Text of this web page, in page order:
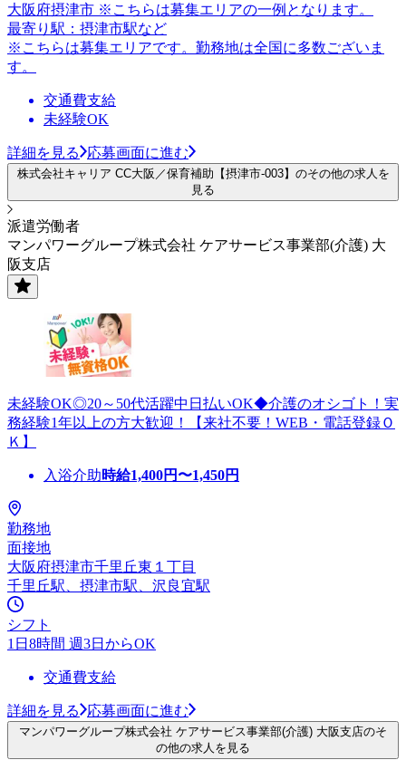
大阪府摂津市 ※こちらは募集エリアの一例となります。
最寄り駅：摂津市駅など
※こちらは募集エリアです。勤務地は全国に多数ございま
す。
交通費支給
未経験OK
詳細を見る 応募画面に進む
株式会社キャリア CC大阪／保育補助【摂津市-003】のその他の求人を
見る
派遣労働者
マンパワーグループ株式会社 ケアサービス事業部(介護) 大
阪支店
未経験OK◎20～50代活躍中日払いOK◆介護のオシゴト！実
務経験1年以上の方大歓迎！【来社不要！WEB・電話登録Ｏ
Ｋ】
入浴介助時給1,400円〜1,450円
勤務地
面接地
大阪府摂津市千里丘東１丁目
千里丘駅、摂津市駅、沢良宜駅
シフト
1日8時間 週3日からOK
交通費支給
詳細を見る 応募画面に進む
マンパワーグループ株式会社 ケアサービス事業部(介護) 大阪支店のそ
の他の求人を見る